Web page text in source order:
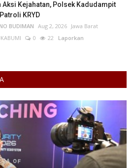
Aksi Kejahatan, Polsek Kadudampit
KRYD
BUDIMAN Aug 2, 2026 Jawa Barat
0 22 Laporkan